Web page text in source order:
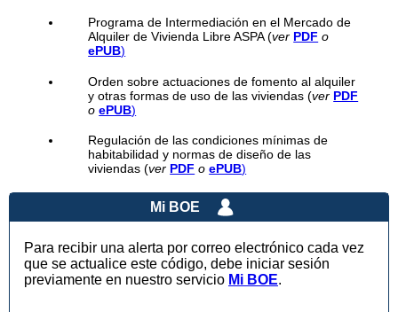
Programa de Intermediación en el Mercado de
Alquiler de Vivienda Libre ASPA (ver PDF o
ePUB)
Orden sobre actuaciones de fomento al alquiler
y otras formas de uso de las viviendas (ver PDF
o ePUB)
Regulación de las condiciones mínimas de
habitabilidad y normas de diseño de las
viviendas (ver PDF o ePUB)
Mi BOE
Para recibir una alerta por correo electrónico cada vez
que se actualice este código, debe iniciar sesión
previamente en nuestro servicio Mi BOE.